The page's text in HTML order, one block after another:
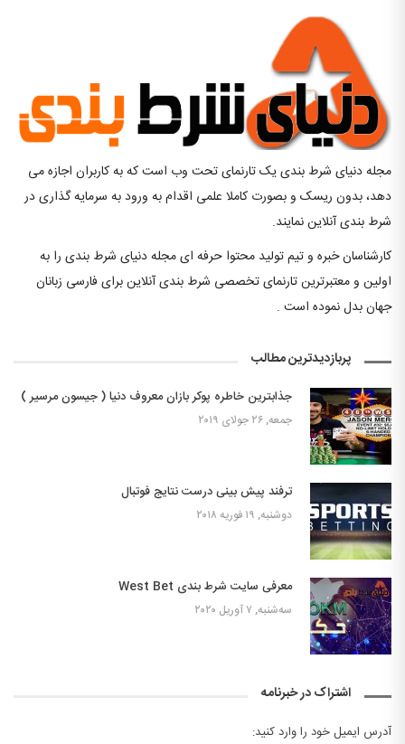
مجله دنیای شرط بندی یک تارنمای تحت وب است که به کاربران اجازه می
دهد، بدون ریسک و بصورت کاملا علمی اقدام به ورود به سرمایه گذاری در
شرط بندی آنلاین نمایند.
کارشناسان خبره و تیم تولید محتوا حرفه ای مجله دنیای شرط بندی را به
اولین و معتبرترین تارنمای تخصصی شرط بندی آنلاین برای فارسی زبانان
جهان بدل نموده است .
پربازدیدترین مطالب
جذابترین خاطره پوکر بازان معروف دنیا ( جیسون مرسیر )
جمعه, ۲۶ جولای ۲۰۱۹
ترفند پیش بینی درست نتایج فوتبال
دوشنبه, ۱۹ فوریه ۲۰۱۸
معرفی سایت شرط بندی West Bet
سه‌شنبه, ۷ آوریل ۲۰۲۰
اشتراک در خبرنامه
آدرس ایمیل خود را وارد کنید: